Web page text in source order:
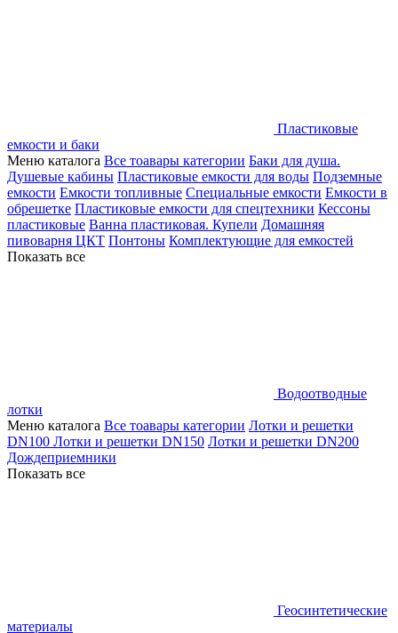
Пластиковые
емкости и баки
Меню каталога Все тоавары категории Баки для душа.
Душевые кабины Пластиковые емкости для воды Подземные
емкости Емкости топливные Специальные емкости Емкости в
обрешетке Пластиковые емкости для спецтехники Кессоны
пластиковые Ванна пластиковая. Купели Домашняя
пивоварня ЦКТ Понтоны Комплектующие для емкостей
Показать все
Водоотводные
лотки
Меню каталога Все тоавары категории Лотки и решетки
DN100 Лотки и решетки DN150 Лотки и решетки DN200
Дождеприемники
Показать все
Геосинтетические
материалы